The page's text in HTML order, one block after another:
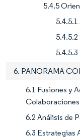
5.4.5
5.4.5.2
6. PANORAMA
6.1 Fusiones y
6.2 Análisis de
6.3 Estrategias